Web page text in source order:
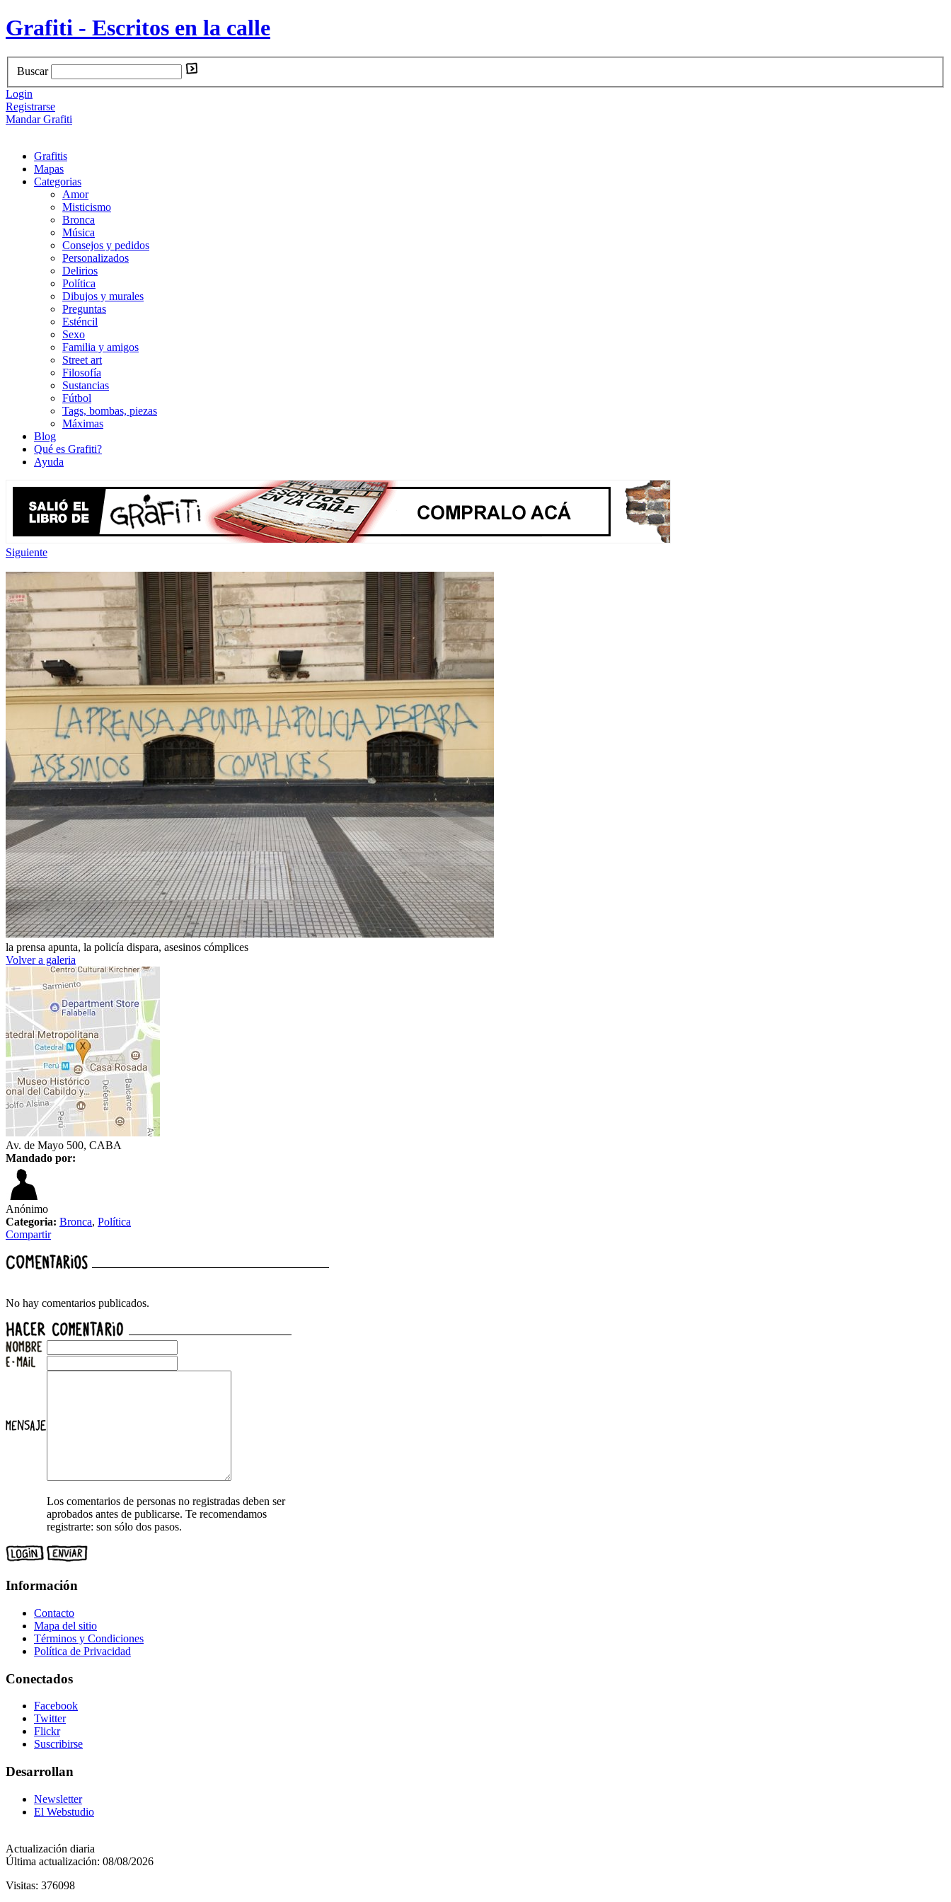
Grafiti - Escritos en la calle
Buscar
Login
Registrarse
Mandar Grafiti
Grafitis
Mapas
Categorias
Amor
Misticismo
Bronca
Música
Consejos y pedidos
Personalizados
Delirios
Política
Dibujos y murales
Preguntas
Esténcil
Sexo
Familia y amigos
Street art
Filosofía
Sustancias
Fútbol
Tags, bombas, piezas
Máximas
Blog
Qué es Grafiti?
Ayuda
Siguiente
la prensa apunta, la policía dispara, asesinos cómplices
Volver a galeria
Av. de Mayo 500, CABA
Mandado por:
Anónimo
Categoria: Bronca, Política
Compartir
No hay comentarios publicados.
Los comentarios de personas no registradas deben ser
aprobados antes de publicarse. Te recomendamos
registrarte: son sólo dos pasos.
Información
Contacto
Mapa del sitio
Términos y Condiciones
Política de Privacidad
Conectados
Facebook
Twitter
Flickr
Suscribirse
Desarrollan
Newsletter
El Webstudio
Actualización diaria
Última actualización: 08/08/2026
Visitas: 376098